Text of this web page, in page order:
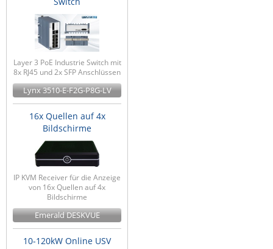
Layer 3 PoE Industrie Switch mit
8x RJ45 und 2x SFP Anschlüssen
Lynx 3510-E-F2G-P8G-LV
16x Quellen auf 4x
Bildschirme
IP KVM Receiver für die Anzeige
von 16x Quellen auf 4x
Bildschirme
Emerald DESKVUE
10-120kW Online USV